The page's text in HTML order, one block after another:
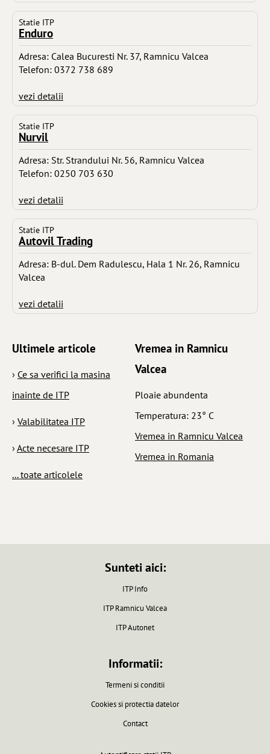
Statie ITP
Enduro
Adresa: Calea Bucuresti Nr. 37, Ramnicu Valcea
Telefon: 0372 738 689
vezi detalii
Statie ITP
Nurvil
Adresa: Str. Strandului Nr. 56, Ramnicu Valcea
Telefon: 0250 703 630
vezi detalii
Statie ITP
Autovil Trading
Adresa: B-dul. Dem Radulescu, Hala 1 Nr. 26, Ramnicu
Valcea
vezi detalii
Ultimele articole
› Ce sa verifici la masina
inainte de ITP
› Valabilitatea ITP
› Acte necesare ITP
... toate articolele
Vremea in Ramnicu
Valcea
Ploaie abundenta
Temperatura: 23° C
Vremea in Ramnicu Valcea
Vremea in Romania
Sunteti aici:
ITP Info
ITP Ramnicu Valcea
ITP Autonet
Informatii:
Termeni si conditii
Cookies si protectia datelor
Contact